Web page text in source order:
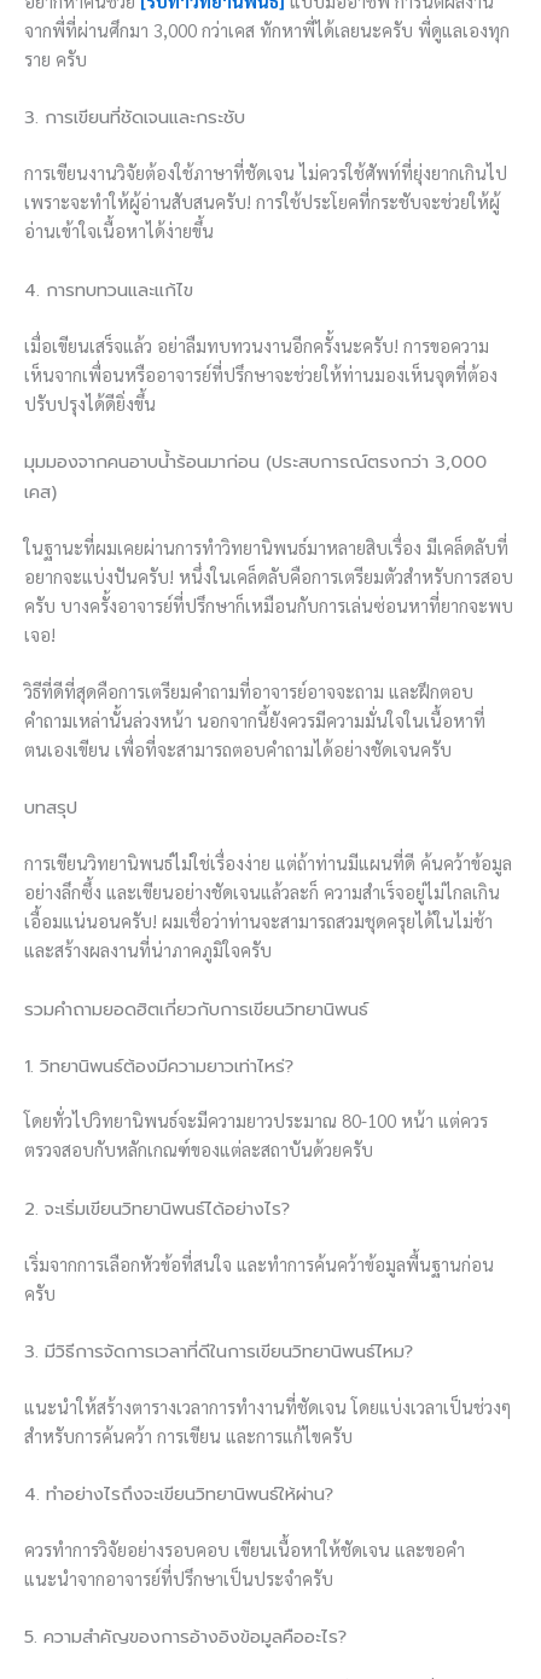
จากพี่ที่ผ่านศึกมา 3,000 กว่าเคส ทักหาพี่ได้เลยนะครับ พี่ดูแลเองทุก
ราย ครับ
3. การเขียนที่ชัดเจนและกระชับ
การเขียนงานวิจัยต้องใช้ภาษาที่ชัดเจน ไม่ควรใช้ศัพท์ที่ยุ่งยากเกินไป
เพราะจะทำให้ผู้อ่านสับสนครับ! การใช้ประโยคที่กระชับจะช่วยให้ผู้
อ่านเข้าใจเนื้อหาได้ง่ายขึ้น
4. การทบทวนและแก้ไข
เมื่อเขียนเสร็จแล้ว อย่าลืมทบทวนงานอีกครั้งนะครับ! การขอความ
เห็นจากเพื่อนหรืออาจารย์ที่ปรึกษาจะช่วยให้ท่านมองเห็นจุดที่ต้อง
ปรับปรุงได้ดียิ่งขึ้น
มุมมองจากคนอาบน้ำร้อนมาก่อน (ประสบการณ์ตรงกว่า 3,000
เคส)
ในฐานะที่ผมเคยผ่านการทำวิทยานิพนธ์มาหลายสิบเรื่อง มีเคล็ดลับที่
อยากจะแบ่งปันครับ! หนึ่งในเคล็ดลับคือการเตรียมตัวสำหรับการสอบ
ครับ บางครั้งอาจารย์ที่ปรึกษาก็เหมือนกับการเล่นซ่อนหาที่ยากจะพบ
เจอ!
วิธีที่ดีที่สุดคือการเตรียมคำถามที่อาจารย์อาจจะถาม และฝึกตอบ
คำถามเหล่านั้นล่วงหน้า นอกจากนี้ยังควรมีความมั่นใจในเนื้อหาที่
ตนเองเขียน เพื่อที่จะสามารถตอบคำถามได้อย่างชัดเจนครับ
บทสรุป
การเขียนวิทยานิพนธ์ไม่ใช่เรื่องง่าย แต่ถ้าท่านมีแผนที่ดี ค้นคว้าข้อมูล
อย่างลึกซึ้ง และเขียนอย่างชัดเจนแล้วละก็ ความสำเร็จอยู่ไม่ไกลเกิน
เอื้อมแน่นอนครับ! ผมเชื่อว่าท่านจะสามารถสวมชุดครุยได้ในไม่ช้า
และสร้างผลงานที่น่าภาคภูมิใจครับ
รวมคำถามยอดฮิตเกี่ยวกับการเขียนวิทยานิพนธ์
1. วิทยานิพนธ์ต้องมีความยาวเท่าไหร่?
โดยทั่วไปวิทยานิพนธ์จะมีความยาวประมาณ 80-100 หน้า แต่ควร
ตรวจสอบกับหลักเกณฑ์ของแต่ละสถาบันด้วยครับ
2. จะเริ่มเขียนวิทยานิพนธ์ได้อย่างไร?
เริ่มจากการเลือกหัวข้อที่สนใจ และทำการค้นคว้าข้อมูลพื้นฐานก่อน
ครับ
3. มีวิธีการจัดการเวลาที่ดีในการเขียนวิทยานิพนธ์ไหม?
แนะนำให้สร้างตารางเวลาการทำงานที่ชัดเจน โดยแบ่งเวลาเป็นช่วงๆ
สำหรับการค้นคว้า การเขียน และการแก้ไขครับ
4. ทำอย่างไรถึงจะเขียนวิทยานิพนธ์ให้ผ่าน?
ควรทำการวิจัยอย่างรอบคอบ เขียนเนื้อหาให้ชัดเจน และขอคำ
แนะนำจากอาจารย์ที่ปรึกษาเป็นประจำครับ
5. ความสำคัญของการอ้างอิงข้อมูลคืออะไร?